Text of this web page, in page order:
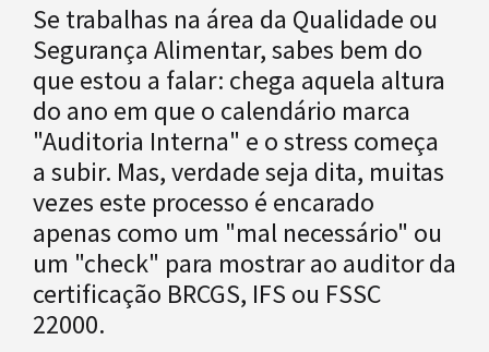
Se trabalhas na área da Qualidade ou
Segurança Alimentar, sabes bem do
que estou a falar: chega aquela altura
do ano em que o calendário marca
"Auditoria Interna" e o stress começa
a subir. Mas, verdade seja dita, muitas
vezes este processo é encarado
apenas como um "mal necessário" ou
um "check" para mostrar ao auditor da
certificação BRCGS, IFS ou FSSC
22000.